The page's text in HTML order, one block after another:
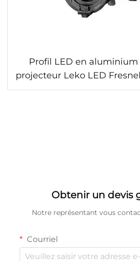
Profil LED en aluminium
projecteur Leko LED
DJ et spectacle
Obtenir un devis
Notre représentant vous
Courriel